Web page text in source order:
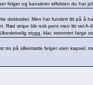
felger og kanslerer effekten du har
dekksider. Men har fundert litt på å
Rød stripe blir nok pent men litt vel
stygg, klar, retromint farge
tro på silkematte felger uten kapsel,